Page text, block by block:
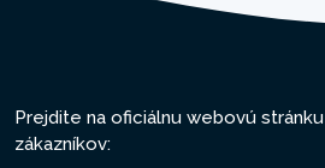
Prejdite na oficiálnu webovú
zákazníkov: